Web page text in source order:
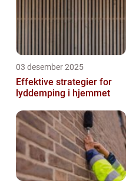
03 desember 2025
Effektive strategier for
lyddemping i hjemmet